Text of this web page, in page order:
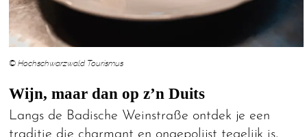
© Hochschwarzwald Tourismus
Wijn, maar dan op z’n Duits
Langs de Badische Weinstraße ontdek je een